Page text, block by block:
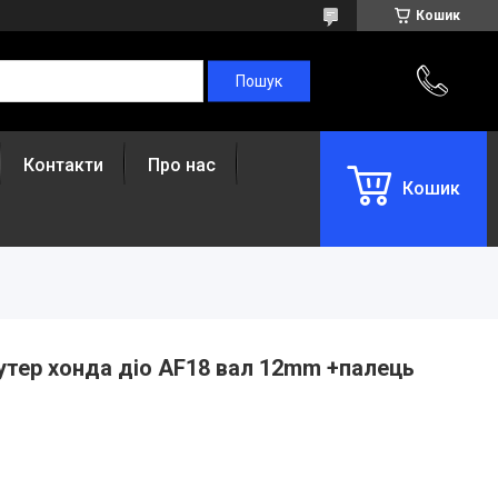
Кошик
Контакти
Про нас
Кошик
хонда діо AF18 вал 12mm +палець